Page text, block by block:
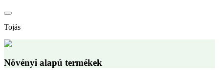
Tojás
Növényi alapú termékek